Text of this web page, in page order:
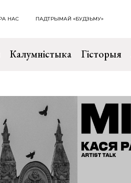
НАС ПАДТРЫМАЙ «БУДЗЬМУ»
Калумністыка Гісторыя